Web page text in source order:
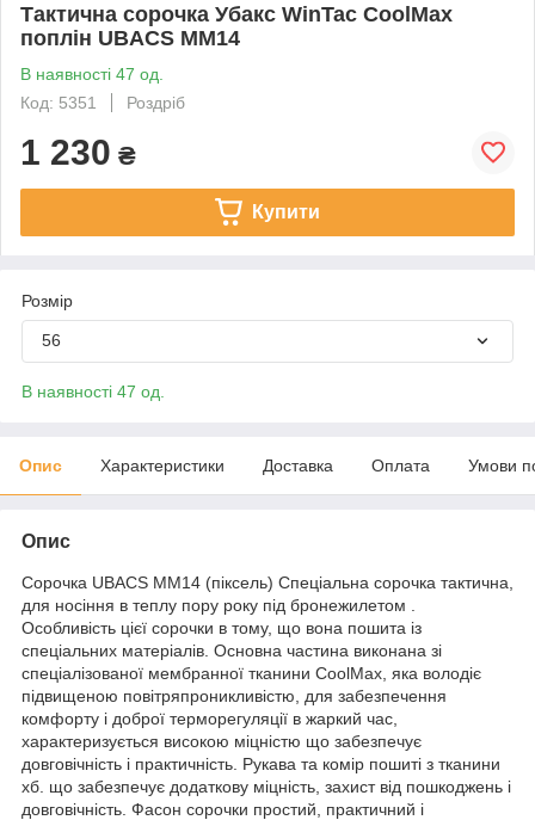
Тактична сорочка Убакс WinTac CoolMax
поплін UBACS ММ14
В наявності 47 од.
Код: 5351
Роздріб
1 230 ₴
Купити
Розмір
56
В наявності 47 од.
Опис Характеристики Доставка Оплата Умови
Опис
Сорочка UBACS MМ14 (піксель) Спеціальна сорочка тактична,
для носіння в теплу пору року під бронежилетом .
Особливість цієї сорочки в тому, що вона пошита із
спеціальних матеріалів. Основна частина виконана зі
спеціалізованої мембранної тканини CoolMax, яка володіє
підвищеною повітряпроникливістю, для забезпечення
комфорту і доброї терморегуляції в жаркий час,
характеризується високою міцністю що забезпечує
довговічність і практичність. Рукава та комір пошиті з тканини
хб. що забезпечує додаткову міцність, захист від пошкоджень і
довговічність. Фасон сорочки простий, практичний і